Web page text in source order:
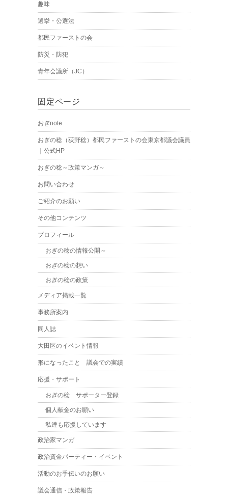
趣味
選挙・公選法
都民ファーストの会
防災・防犯
青年会議所（JC）
固定ページ
おぎnote
おぎの稔（荻野稔）都民ファーストの会東京都議会議員
｜公式HP
おぎの稔～政策マンガ～
お問い合わせ
ご紹介のお願い
その他コンテンツ
プロフィール
おぎの稔の情報公開～
おぎの稔の想い
おぎの稔の政策
メディア掲載一覧
事務所案内
同人誌
大田区のイベント情報
形になったこと 議会での実績
応援・サポート
おぎの稔 サポーター登録
個人献金のお願い
私達も応援しています
政治家マンガ
政治資金パーティー・イベント
活動のお手伝いのお願い
議会通信・政策報告